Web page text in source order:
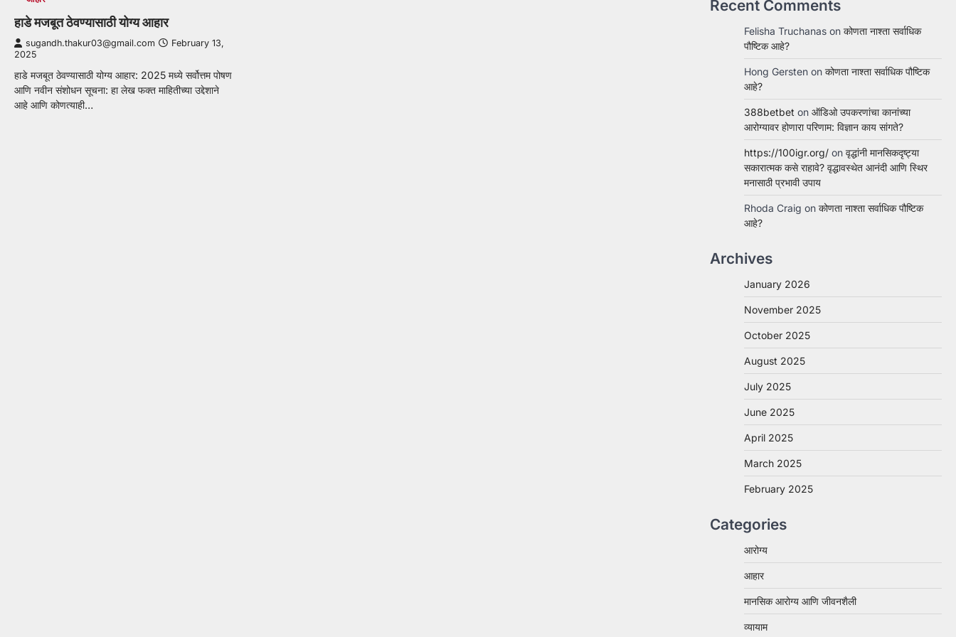
हाडे मजबूत ठेवण्यासाठी योग्य आहार
sugandh.thakur03@gmail.com
February 13,
2025
हाडे मजबूत ठेवण्यासाठी योग्य आहार: 2025 मध्ये सर्वोत्तम पोषण
आणि नवीन संशोधन सूचना: हा लेख फक्त माहितीच्या उद्देशाने
आहे आणि कोणत्याही…
Recent Comments
Felisha Truchanas on कोणता नाश्ता सर्वाधिक
पौष्टिक आहे?
Hong Gersten on कोणता नाश्ता सर्वाधिक पौष्टिक
आहे?
388betbet on ऑडिओ उपकरणांचा कानांच्या
आरोग्यावर होणारा परिणाम: विज्ञान काय सांगते?
https://100igr.org/ on वृद्धांनी मानसिकदृष्ट्या
सकारात्मक कसे राहावे? वृद्धावस्थेत आनंदी आणि स्थिर
मनासाठी प्रभावी उपाय
Rhoda Craig on कोणता नाश्ता सर्वाधिक पौष्टिक
आहे?
Archives
January 2026
November 2025
October 2025
August 2025
July 2025
June 2025
April 2025
March 2025
February 2025
Categories
आरोग्य
आहार
मानसिक आरोग्य आणि जीवनशैली
व्यायाम